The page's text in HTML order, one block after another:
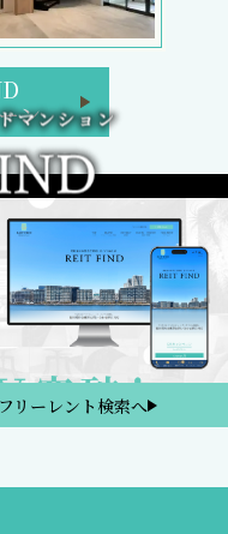
ン
リーレント検索へ